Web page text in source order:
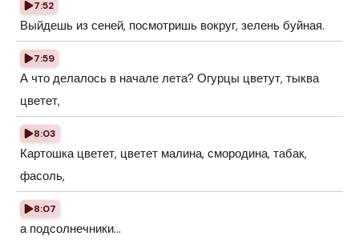
7:52
Выйдешь из сеней, посмотришь вокруг, зелень буйная.
7:59
А что делалось в начале лета? Огурцы цветут, тыква
цветет,
8:03
Картошка цветет, цветет малина, смородина, табак,
фасоль,
8:07
а подсолнечники...